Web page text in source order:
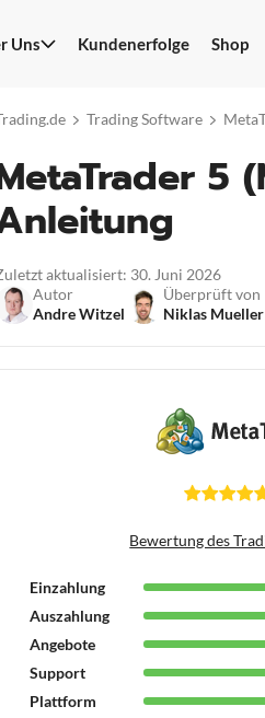
Uns Kundenerfolge Shop
Trading Software
5
aktualisiert: 30. Juni 2026
Autor
Andre Witzel
Überprüft von
Niklas Mueller
Bewertung des
Einzahlung
Auszahlung
Angebote
Support
Plattform